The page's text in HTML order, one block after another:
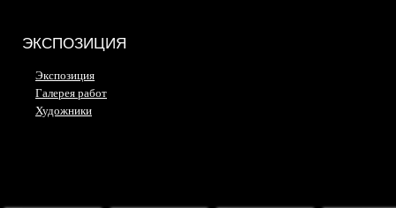
ЭКСПОЗИЦИЯ
Экспозиция
Галерея работ
Художники